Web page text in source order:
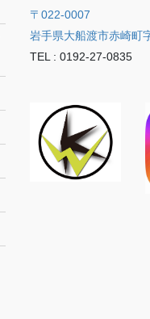
〒022-0007
岩手県大船渡市赤崎町
TEL : 0192-27-0835